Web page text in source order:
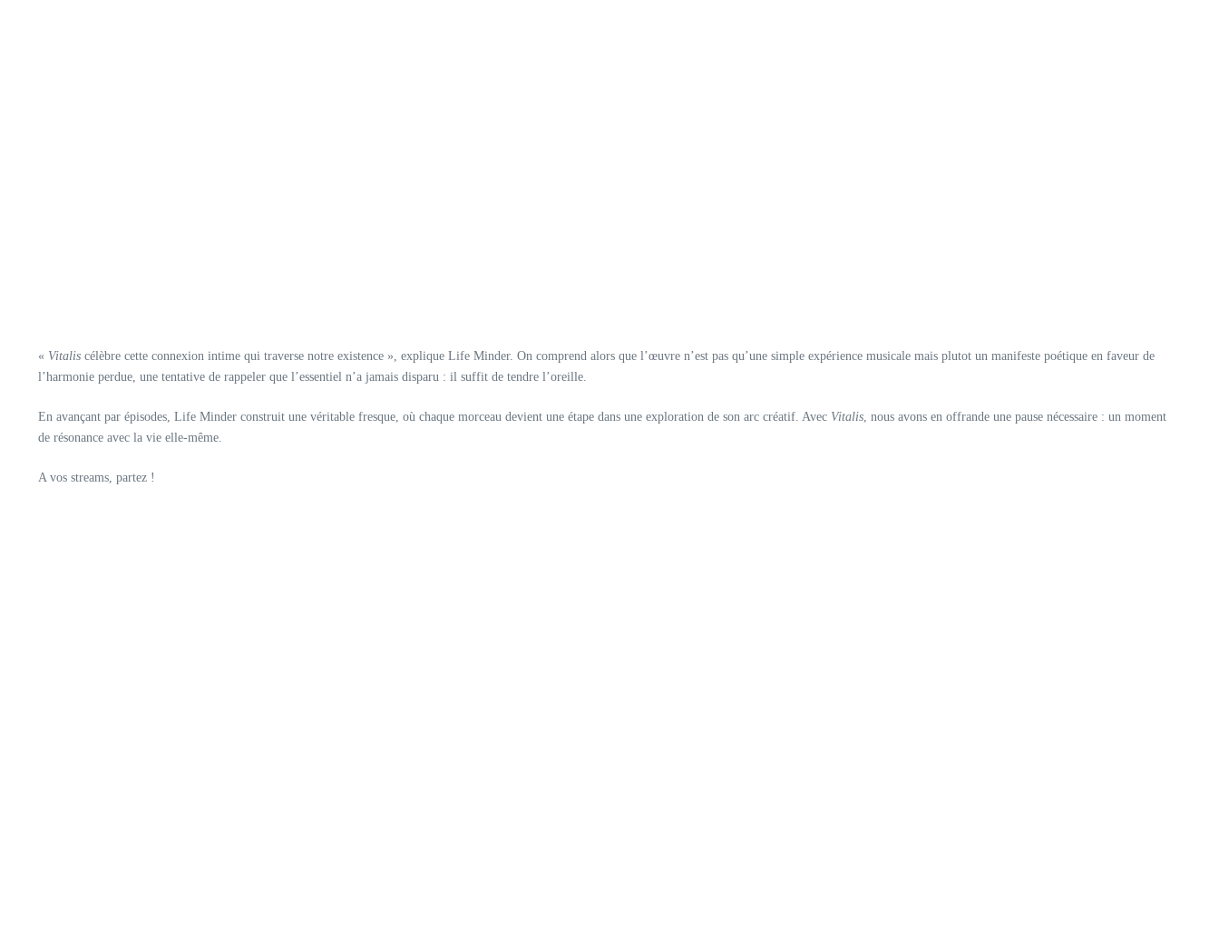
« Vitalis célèbre cette connexion intime qui traverse notre existence », explique Life Minder. On comprend alors que l’œuvre n’est pas qu’une simple expérience musicale mais plutot un manifeste poétique en faveur de
l’harmonie perdue, une tentative de rappeler que l’essentiel n’a jamais disparu : il suffit de tendre l’oreille.
En avançant par épisodes, Life Minder construit une véritable fresque, où chaque morceau devient une étape dans une exploration de son arc créatif. Avec Vitalis , nous avons en offrande une pause nécessaire : un moment
de résonance avec la vie elle-même.
A vos streams, partez !